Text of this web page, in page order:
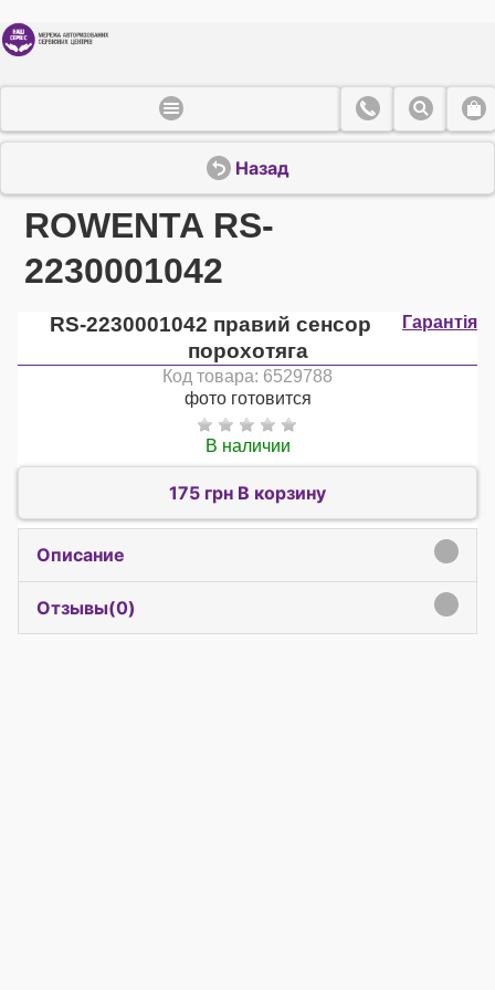
Назад
ROWENTA RS-
2230001042
Гарантія
RS-2230001042 правий сенсор
порохотяга
Код товара: 6529788
фото готовится
В наличии
175 грн В корзину
Описание
Отзывы(0)